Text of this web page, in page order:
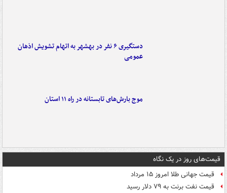
دستگیری ۶ نفر در بهشهر به اتهام تشویش اذهان
عمومی
موج بارش‌های تابستانه در راه ۱۱ استان
قیمت‌های روز در یک نگاه
قیمت جهانی طلا امروز ۱۵ مرداد
قیمت نفت برنت به ۷۹ دلار رسید